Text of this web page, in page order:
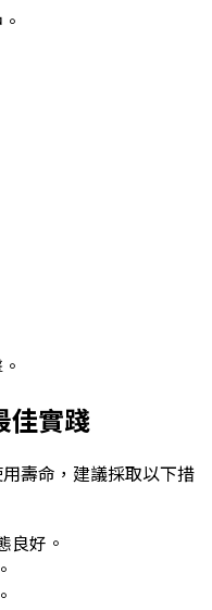
佳實踐
壽命，建議採取以下措
良好。